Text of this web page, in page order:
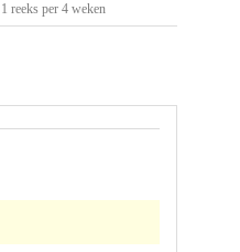
1 reeks per 4 weken